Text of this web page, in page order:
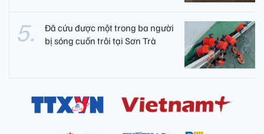
Đã cứu được một trong ba người
bị sóng cuốn trôi tại Sơn Trà